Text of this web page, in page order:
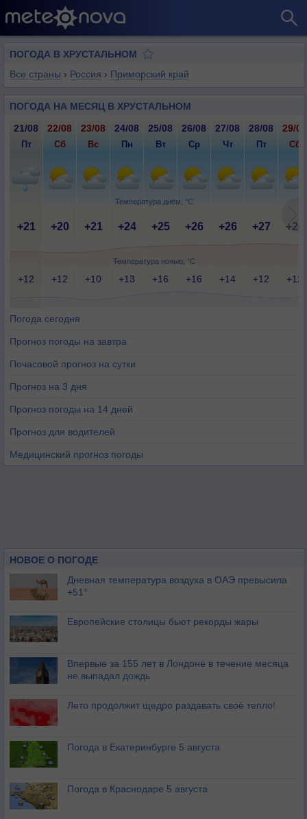
ПОГОДА В ХРУСТАЛЬНОМ
Все страны › Россия › Приморский край
ПОГОДА НА МЕСЯЦ В ХРУСТАЛЬНОМ
Температура днём, °C
Температура ночью, °C
21/08 22/08 23/08 24/08 25/08 26/08 27/08 28/08 29/08
Пт Сб Вс Пн Вт Ср Чт Пт Сб
+21 +20 +21 +24 +25 +26 +26 +27 +26
+12 +12 +10 +13 +16 +16 +14 +12 +12
Погода сегодня
Прогноз погоды на завтра
Почасовой прогноз на сутки
Прогноз на 3 дня
Прогноз погоды на 14 дней
Прогноз для водителей
Медицинский прогноз погоды
НОВОЕ О ПОГОДЕ
Дневная температура воздуха в ОАЭ превысила
+51°
Европейские столицы бьют рекорды жары
Впервые за 155 лет в Лондоне в течение месяца
не выпадал дождь
Лето продолжит щедро раздавать своё тепло!
Погода в Екатеринбурге 5 августа
Погода в Краснодаре 5 августа